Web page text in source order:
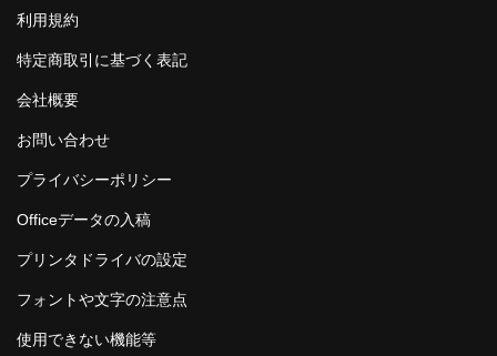
利用規約
特定商取引に基づく表記
会社概要
お問い合わせ
プライバシーポリシー
Officeデータの入稿
プリンタドライバの設定
フォントや文字の注意点
使用できない機能等